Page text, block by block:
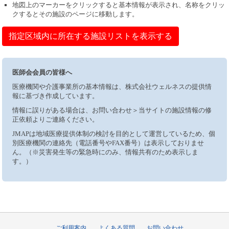
地図上のマーカーをクリックすると基本情報が表示され、名称をクリッ
クするとその施設のページに移動します。
指定区域内に所在する施設リストを表示する
医師会会員の皆様へ
医療機関や介護事業所の基本情報は、株式会社ウェルネスの提供情
報に基づき作成しています。
情報に誤りがある場合は、お問い合わせ＞当サイトの施設情報の修
正依頼よりご連絡ください。
JMAPは地域医療提供体制の検討を目的として運営しているため、個
別医療機関の連絡先（電話番号やFAX番号）は表示しておりませ
ん。（※災害発生等の緊急時にのみ、情報共有のため表示しま
す。）